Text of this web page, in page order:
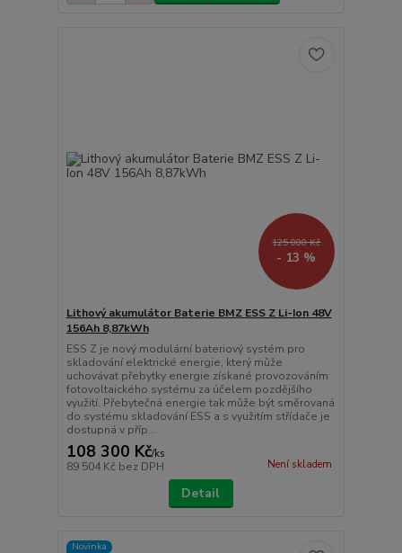
125 000 Kč
- 13 %
Lithový akumulátor Baterie BMZ ESS Z Li-Ion 48V
156Ah 8,87kWh
ESS Z je nový modulární bateriový systém pro
skladování elektrické energie, který může
uchovávat přebytky energie získané provozováním
fotovoltaického systému za účelem pozdějšího
využití. Přebytečná energie tak může být směrovaná
do systému skladování ESS a s využitím střídače je
dostupná v příp...
108 300 Kč/ks
89 504 Kč bez DPH Není skladem
Detail
Novinka